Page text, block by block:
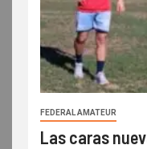
FEDERAL AMATEUR
Las caras